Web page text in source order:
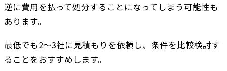
逆に費用を払って処分することになってしまう可能性も
あります。
最低でも2〜3社に見積もりを依頼し、条件を比較検討す
ることをおすすめします。